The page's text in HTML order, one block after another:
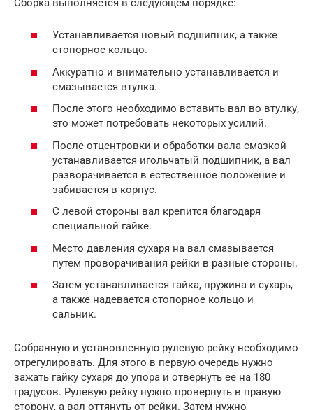
Устанавливается новый подшипник, а также
стопорное кольцо.
Аккуратно и внимательно устанавливается и
смазывается втулка.
После этого необходимо вставить вал во втулку,
это может потребовать некоторых усилий.
После отцентровки и обработки вала смазкой
устанавливается игольчатый подшипник, а вал
разворачивается в естественное положение и
забивается в корпус.
С левой стороны вал крепится благодаря
специальной гайке.
Место давления сухаря на вал смазывается
путем проворачивания рейки в разные стороны.
Затем устанавливается гайка, пружина и сухарь,
а также надевается стопорное кольцо и
сальник.
Собранную и установленную рулевую рейку необходимо
отрегулировать. Для этого в первую очередь нужно
зажать гайку сухаря до упора и отвернуть ее на 180
градусов. Рулевую рейку нужно провернуть в правую
сторону, а вал оттянуть от рейки. Затем нужно